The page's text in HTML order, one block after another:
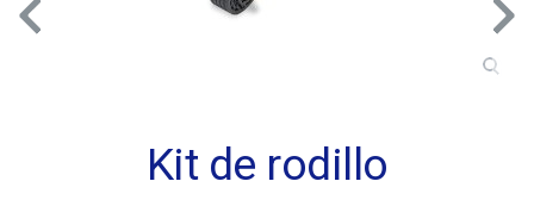
Kit de rodillo